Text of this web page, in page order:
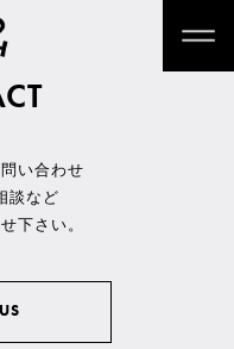
い合わせ
談など
下さい。